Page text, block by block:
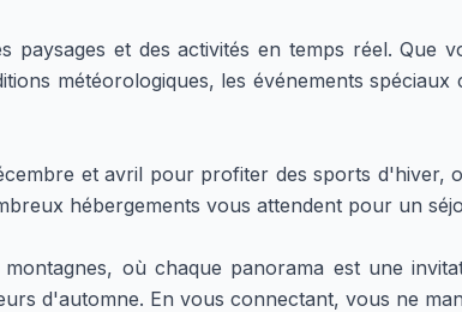
et des activités en temps réel. Que
météorologiques, les événements
et avril pour profiter des sports d'hiver,
hébergements vous attendent pour un
où chaque panorama est une
d'automne. En vous connectant, vous ne